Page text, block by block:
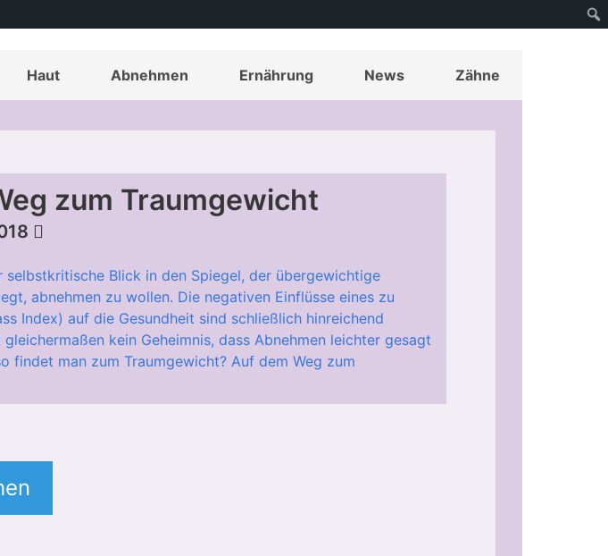
Haut Abnehmen Ernährung News Zähne
zum Traumgewicht
selbstkritische Blick in den Spiegel, der übergewichtige
abnehmen zu wollen. Die negativen Einflüsse eines zu
Index) auf die Gesundheit sind schließlich hinreichend
kein Geheimnis, dass Abnehmen leichter gesagt
findet man zum Traumgewicht? Auf dem Weg zum